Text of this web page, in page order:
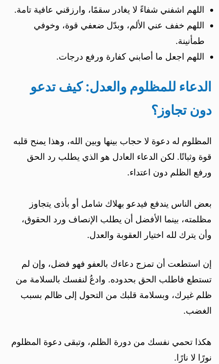
اللهم اشفني شفاءً لا يغادر سقمًا، وارزقني عافية تامة.
اللهم خفف عني الألم، وبدّل ضعفي قوة، وخوفي
طمأنينة.
اللهم اجعل ما أصابني كفارة ورفع درجات.
الدعاء للمظلوم والعدل: كيف تدعو
دون تجاوز؟
المظلوم له دعوة لا حجاب بينها وبين الله، وهذا يمنح قلبه
قوة وثباتًا. لكن الدعاء العادل هو الذي يطلب رد الحق
ورفع الظلم دون اعتداء.
بعض الناس يندفع فيدعو بهلاك شامل أو بأذى يتجاوز
مظلمته، بينما الأفضل أن يطلب الإنصاف ورد الحقوق،
وأن يترك لله اختيار العقوبة والعدل.
إن استطعت أن تمزج دعاءك بالعفو فهو فضل، وإن لم
تستطع فاطلب الحق بحدوده. وادعُ لنفسك بالسلامة من
ظلم غيرك، وبسلامة قلبك من التحول إلى ظالم بسبب
الغضب.
هكذا تحمي نفسك من دورة الظلم، وتبقى دعوة المظلوم
نورًا لا نارًا.